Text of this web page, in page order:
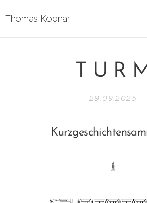
Thomas Kodnar
T U R
29.09.2025